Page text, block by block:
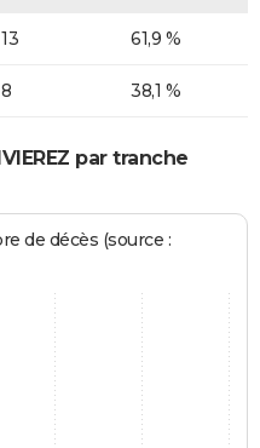
13 61,9 %
8 38,1 %
par tranche
de décès (source :